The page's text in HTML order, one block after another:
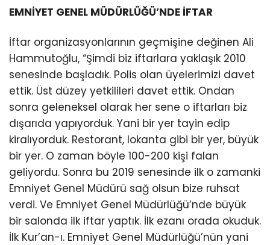
EMNİYET GENEL MÜDÜRLÜĞÜ’NDE İFTAR
İftar organizasyonlarının geçmişine değinen Ali
Hammutoğlu, “Şimdi biz iftarlara yaklaşık 2010
senesinde başladık. Polis olan üyelerimizi davet
ettik. Üst düzey yetkilileri davet ettik. Ondan
sonra geleneksel olarak her sene o iftarları biz
dışarıda yapıyorduk. Yani bir yer tayin edip
kiralıyorduk. Restorant, lokanta gibi bir yer, büyük
bir yer. O zaman böyle 100-200 kişi falan
geliyordu. Sonra bu 2019 senesinde ilk o zamanki
Emniyet Genel Müdürü sağ olsun bize ruhsat
verdi. Ve Emniyet Genel Müdürlüğü’nde büyük
bir salonda ilk iftar yaptık. İlk ezanı orada okuduk.
İlk Kur’an-ı. Emniyet Genel Müdürlüğü’nün yani